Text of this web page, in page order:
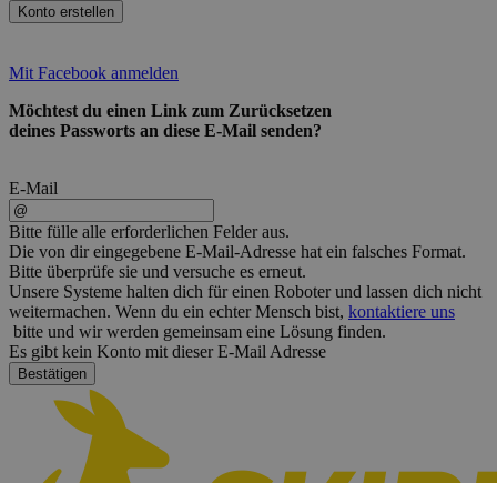
Konto erstellen
Mit Facebook anmelden
Möchtest du einen Link zum Zurücksetzen
deines Passworts an diese E-Mail senden?
E-Mail
Bitte fülle alle erforderlichen Felder aus.
Die von dir eingegebene E-Mail-Adresse hat ein falsches Format.
Bitte überprüfe sie und versuche es erneut.
Unsere Systeme halten dich für einen Roboter und lassen dich nicht
weitermachen. Wenn du ein echter Mensch bist, kontaktiere uns
bitte und wir werden gemeinsam eine Lösung finden.
Es gibt kein Konto mit dieser E-Mail Adresse
Bestätigen